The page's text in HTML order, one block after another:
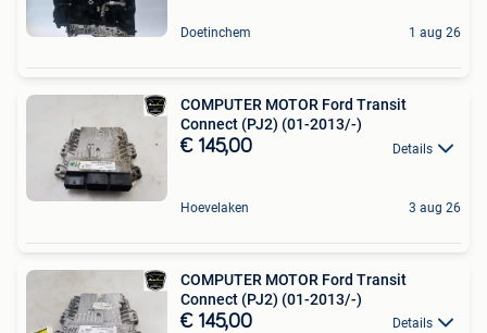
Doetinchem 1 aug 26
COMPUTER MOTOR Ford Transit
Connect (PJ2) (01-2013/-)
€ 145,00 Details
Hoevelaken 3 aug 26
COMPUTER MOTOR Ford Transit
Connect (PJ2) (01-2013/-)
€ 145,00 Details